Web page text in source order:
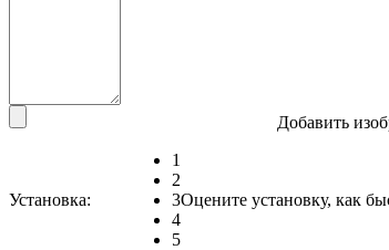
Добавить
Установка:
1
2
3
4
5
Оцените установку, как